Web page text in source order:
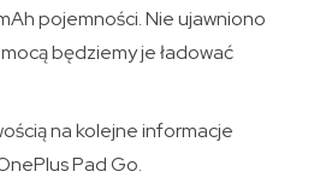
pojemności. Nie ujawniono
będziemy je ładować
na kolejne informacje
Pad Go.